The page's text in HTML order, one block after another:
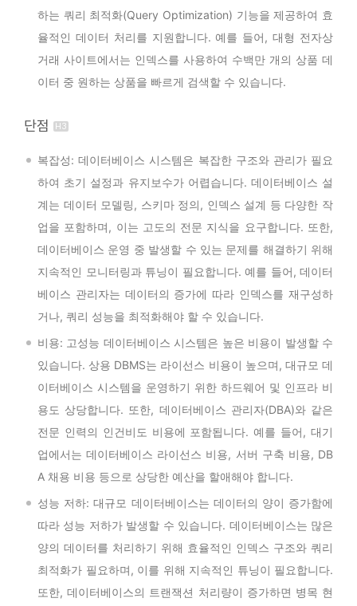
하는 쿼리 최적화(Query Optimization) 기능을 제공하여 효
율적인 데이터 처리를 지원합니다. 예를 들어, 대형 전자상
거래 사이트에서는 인덱스를 사용하여 수백만 개의 상품 데
이터 중 원하는 상품을 빠르게 검색할 수 있습니다.
단점
복잡성: 데이터베이스 시스템은 복잡한 구조와 관리가 필요
하여 초기 설정과 유지보수가 어렵습니다. 데이터베이스 설
계는 데이터 모델링, 스키마 정의, 인덱스 설계 등 다양한 작
업을 포함하며, 이는 고도의 전문 지식을 요구합니다. 또한,
데이터베이스 운영 중 발생할 수 있는 문제를 해결하기 위해
지속적인 모니터링과 튜닝이 필요합니다. 예를 들어, 데이터
베이스 관리자는 데이터의 증가에 따라 인덱스를 재구성하
거나, 쿼리 성능을 최적화해야 할 수 있습니다.
비용: 고성능 데이터베이스 시스템은 높은 비용이 발생할 수
있습니다. 상용 DBMS는 라이선스 비용이 높으며, 대규모 데
이터베이스 시스템을 운영하기 위한 하드웨어 및 인프라 비
용도 상당합니다. 또한, 데이터베이스 관리자(DBA)와 같은
전문 인력의 인건비도 비용에 포함됩니다. 예를 들어, 대기
업에서는 데이터베이스 라이선스 비용, 서버 구축 비용, DB
A 채용 비용 등으로 상당한 예산을 할애해야 합니다.
성능 저하: 대규모 데이터베이스는 데이터의 양이 증가함에
따라 성능 저하가 발생할 수 있습니다. 데이터베이스는 많은
양의 데이터를 처리하기 위해 효율적인 인덱스 구조와 쿼리
최적화가 필요하며, 이를 위해 지속적인 튜닝이 필요합니다.
또한, 데이터베이스의 트랜잭션 처리량이 증가하면 병목 현